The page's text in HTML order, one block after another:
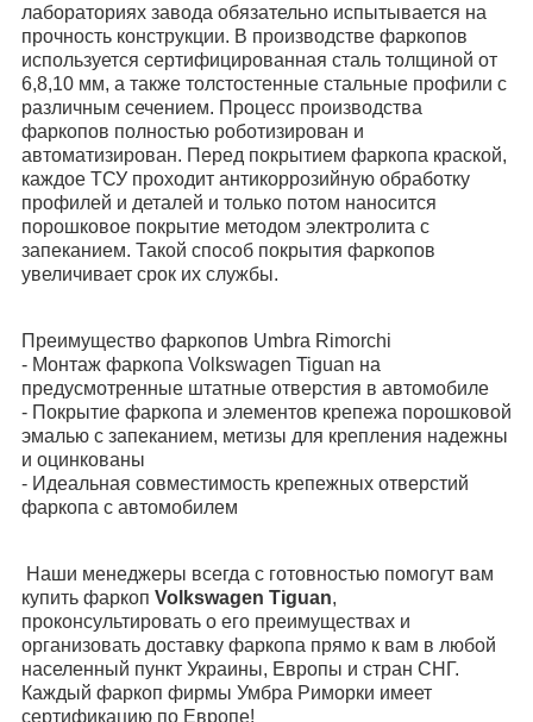
лабораториях завода обязательно испытывается на
прочность конструкции. В производстве фаркопов
используется сертифицированная сталь толщиной от
6,8,10 мм, а также толстостенные стальные профили с
различным сечением. Процесс производства
фаркопов полностью роботизирован и
автоматизирован. Перед покрытием фаркопа краской,
каждое ТСУ проходит антикоррозийную обработку
профилей и деталей и только потом наносится
порошковое покрытие методом электролита с
запеканием. Такой способ покрытия фаркопов
увеличивает срок их службы.
Преимущество фаркопов Umbra Rimorchi
- Монтаж фаркопа Volkswagen Tiguan на
предусмотренные штатные отверстия в автомобиле
- Покрытие фаркопа и элементов крепежа порошковой
эмалью с запеканием, метизы для крепления надежны
и оцинкованы
- Идеальная совместимость крепежных отверстий
фаркопа с автомобилем
Наши менеджеры всегда с готовностью помогут вам
купить фаркоп Volkswagen Tiguan,
проконсультировать о его преимуществах и
организовать доставку фаркопа прямо к вам в любой
населенный пункт Украины, Европы и стран СНГ.
Каждый фаркоп фирмы Умбра Риморки имеет
сертификацию по Европе!